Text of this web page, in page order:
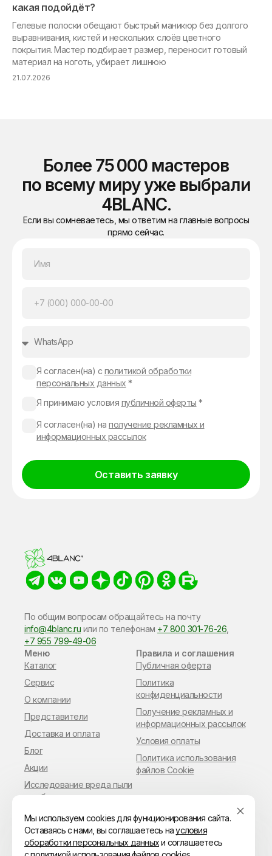
какая подойдёт?
Гелевые полоски обещают быстрый маникюр без долгого
выравнивания, кистей и нескольких слоёв цветного
покрытия. Мастер подбирает размер, переносит готовый
материал на ноготь, убирает лишнюю
21.07.2026
Более 75 000 мастеров
по всему миру уже выбрали
4BLANC.
Если вы сомневаетесь, мы ответим на главные вопросы
прямо сейчас.
Я согласен(на) с политикой обработки
персональных данных *
Я принимаю условия публичной оферты *
Я согласен(на) на получение рекламных и
информационных рассылок
Оставить заявку
По общим вопросам обращайтесь на почту
info@4blanc.ru или по​ телефонам +7 800 301-76-26
+7 955 799-49-06
Меню
Каталог
Сервис
О компании
Представители
Доставка и оплата
Блог
Акции
Исследование вреда пыли
в работе мастера
Правила и соглашения
Публичная оферта
Политика
конфиденциальности
Получение рекламных и
информационных рассылок
Условия оплаты
Политика использования
файлов Cookie
Мы используем cookies для функционирования сайта.
Оставаясь с нами, вы соглашаетесь наусловия
обоработки персональных данныхи соглашаетесь